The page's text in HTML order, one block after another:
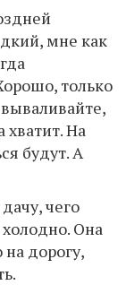
мне как
только
хватит. На
будут. А
чего
Она
дорогу,